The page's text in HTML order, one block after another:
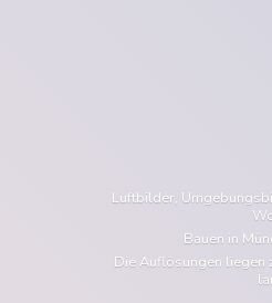
Luftbilder,
Bauen in
Die Auflösungen